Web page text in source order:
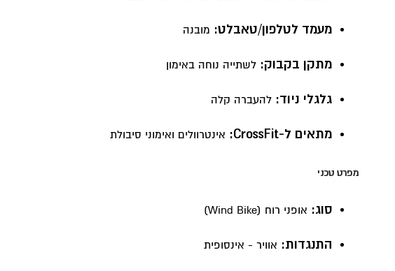
מעמד לטלפון/טאבלט: מובנה
מתקן בקבוק: לשתייה נוחה באימון
גלגלי ניוד: להעברה קלה
מתאים ל-CrossFit: אינטרוולים ואימוני סיבולת
מפרט טכני
סוג: אופני רוח (Wind Bike)
התנגדות: אוויר - אינסופית